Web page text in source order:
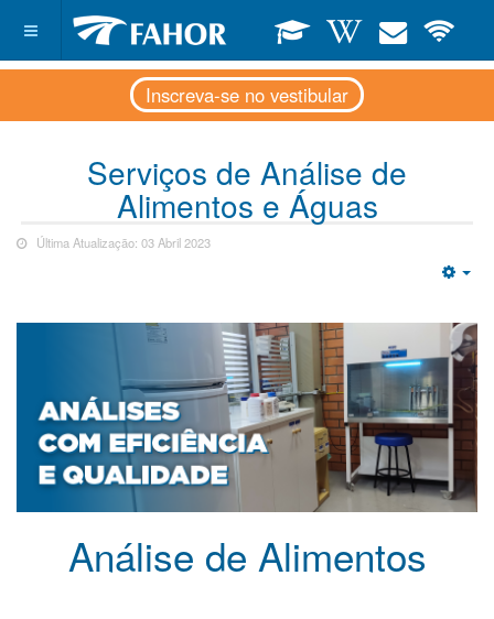
Inscreva-se no vestibular
Serviços de Análise de
Alimentos e Águas
Última Atualização: 03 Abril 2023
Análise de Alimentos